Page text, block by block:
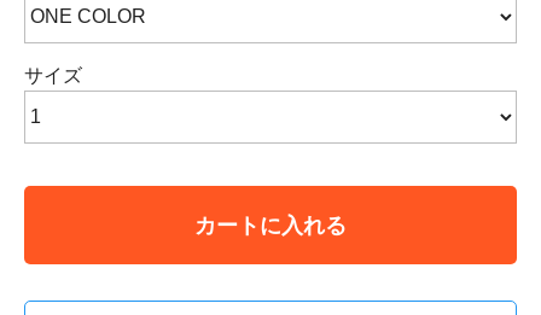
サイズ
カートに入れる